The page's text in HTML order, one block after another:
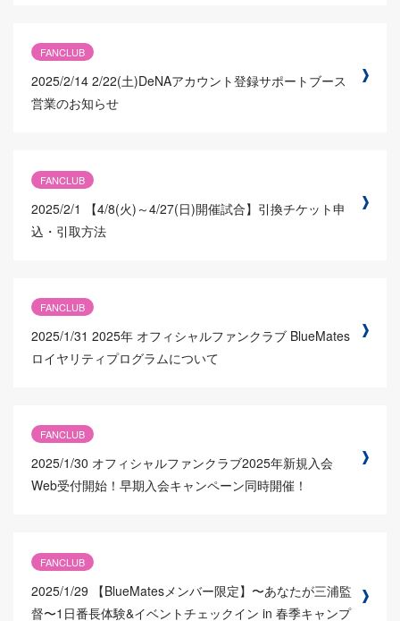
FANCLUB
2025/2/14 2/22(土)DeNAアカウント登録サポートブース
営業のお知らせ
FANCLUB
2025/2/1
【4/8(火)～4/27(日)開催試合】引換チケット申
込・引取方法
FANCLUB
2025/1/31 2025年 オフィシャルファンクラブ BlueMates
ロイヤリティプログラムについて
FANCLUB
2025/1/30 オフィシャルファンクラブ2025年新規入会
Web受付開始！早期入会キャンペーン同時開催！
FANCLUB
2025/1/29
【BlueMatesメンバー限定】〜あなたが三浦監
督〜1日番長体験&イベントチェックイン in 春季キャンプ